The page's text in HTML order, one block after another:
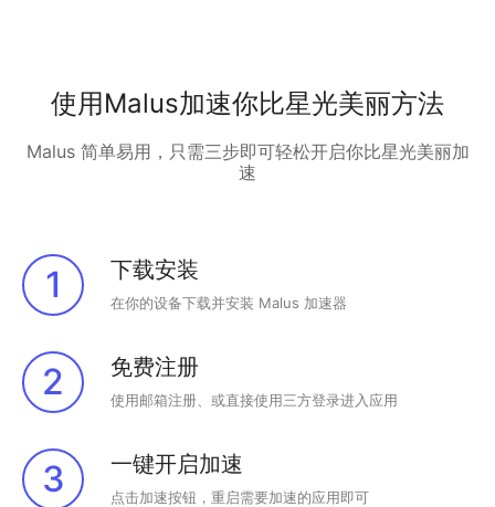
使用Malus加速你比星光美丽方法
Malus 简单易用，只需三步即可轻松开启你比星光美丽加
速
1 下载安装
在你的设备下载并安装 Malus 加速器
2 免费注册
使用邮箱注册、或直接使用三方登录进入应用
3 一键开启加速
点击加速按钮，重启需要加速的应用即可